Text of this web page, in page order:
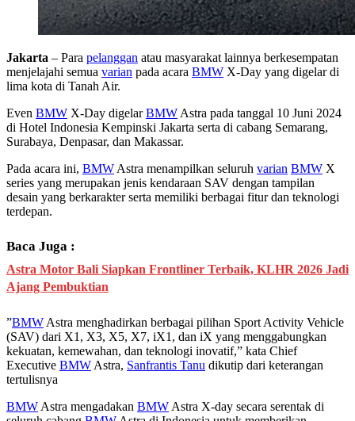
Jakarta – Para pelanggan atau masyarakat lainnya berkesempatan
menjelajahi semua varian pada acara BMW X-Day yang digelar di
lima kota di Tanah Air.
Even BMW X-Day digelarBMW Astra pada tanggal 10 Juni 2024
di Hotel Indonesia Kempinski Jakarta serta di cabang Semarang,
Surabaya, Denpasar, dan Makassar.
Pada acara ini, BMW Astra menampilkan seluruh varian BMW X
series yang merupakan jenis kendaraan SAV dengan tampilan
desain yang berkarakter serta memiliki berbagai fitur dan teknologi
terdepan.
Baca Juga :
Astra Motor Bali Siapkan Frontliner Terbaik, KLHR 2026 Jadi
Ajang Pembuktian
”BMW Astra menghadirkan berbagai pilihan Sport Activity Vehicle
(SAV) dari X1, X3, X5, X7, iX1, dan iX yang menggabungkan
kekuatan, kemewahan, dan teknologi inovatif,” kata Chief
Executive BMW Astra, Sanfrantis Tanu dikutip dari keterangan
tertulisnya
BMW Astra mengadakan BMW Astra X-day secara serentak di